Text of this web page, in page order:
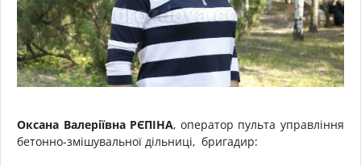
Оксана Валеріївна РЄПІНА, оператор пульта управління
бетонно-змішувальної дільниці, бригадир: